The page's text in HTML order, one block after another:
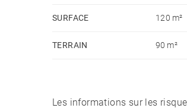
SURFACE 120 m²
TERRAIN 90 m²
Les informations sur les